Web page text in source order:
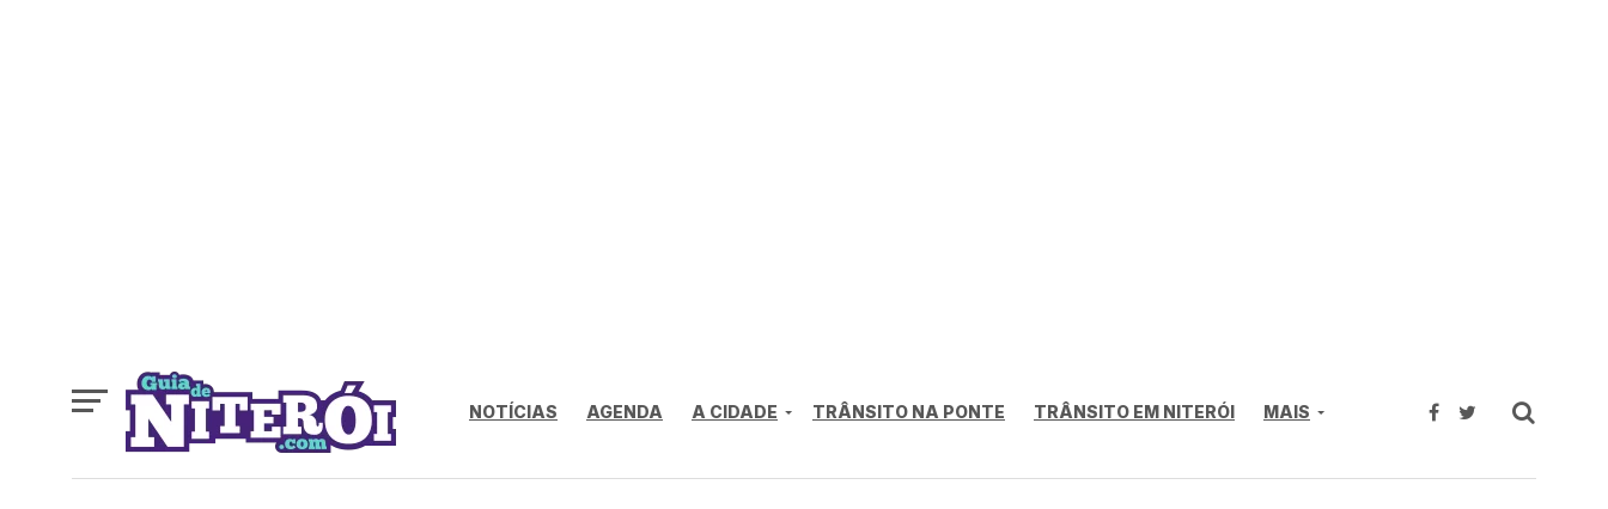
NOTÍCIAS AGENDA A CIDADE TRÂNSITO NA PONTE TRÂNSITO EM NITERÓI MAIS